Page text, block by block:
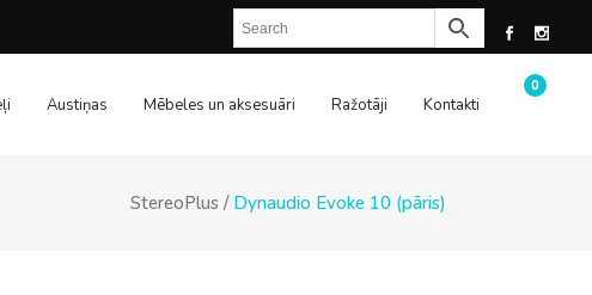
Austiņas Mēbeles un aksesuāri Ražotāji Kontakti
0
StereoPlus / Dynaudio Evoke 10 (pāris)